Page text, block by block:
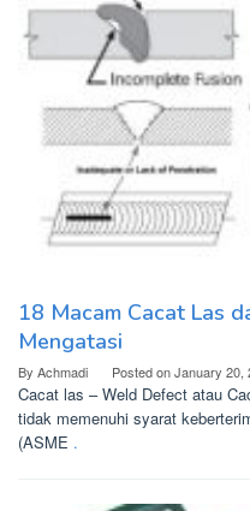
18 Macam Cacat Las
Mengatasi
By Achmadi Posted onJanuary 20,
Cacat las – Weld Defect atau
tidak memenuhi syarat
(ASME .